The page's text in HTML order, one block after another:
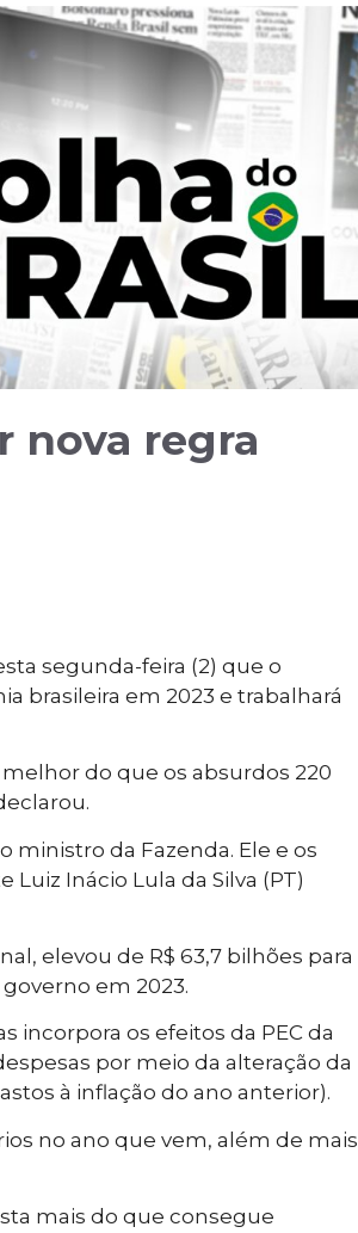
nova regra
segunda-feira (2) que o
brasileira em 2023 e trabalhará
do que os absurdos 220
da Fazenda. Ele e os
Inácio Lula da Silva (PT)
elevou de R$ 63,7 bilhões para
em 2023.
incorpora os efeitos da PEC da
por meio da alteração da
à inflação do ano anterior).
no ano que vem, além de mais
mais do que consegue